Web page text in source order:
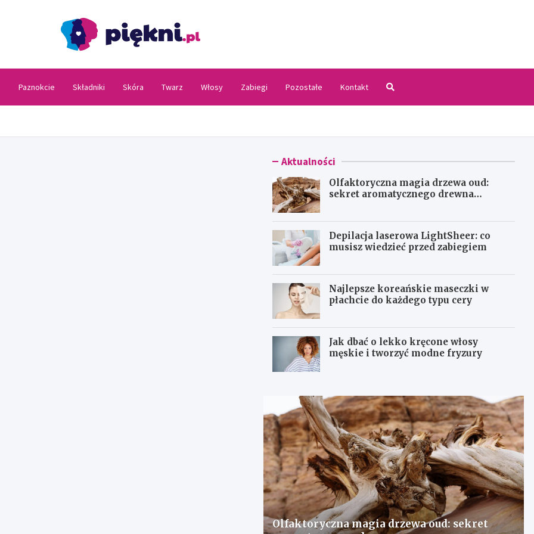
Paznokcie Składniki Skóra Twarz Włosy Zabiegi Pozostałe Kontakt
Aktualności
Olfaktoryczna magia drzewa oud:
sekret aromatycznego drewna
Depilacja laserowa LightSheer: co
musisz wiedzieć przed zabiegiem
Najlepsze koreańskie maseczki w
płachcie do każdego typu cery
Jak dbać o lekko kręcone włosy
męskie i tworzyć modne fryzury
Olfaktoryczna magia drzewa oud: sekret